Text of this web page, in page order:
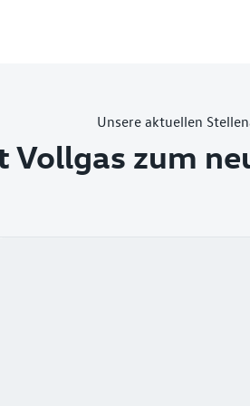
Unsere aktuellen
Vollgas zum